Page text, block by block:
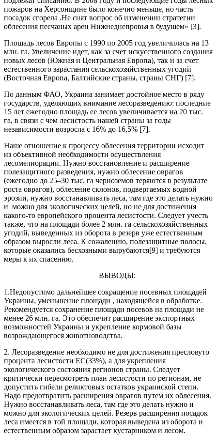
пожаров на Херсонщине было конечно меньше, но часть
посадок сгорела .Не снят вопрос об изменении стратегии
облесения песчаных арен Нижнеднепровья в будущем» [3].
Площадь лесов Европы c 1990 по 2005 год увеличилась на 13
млн. га. Увеличение идет, как за счет искусственного создания
новых лесов (Южная и Центральная Европа), так и за счет
естественного зарастания сельскохозяйственных угодий
(Восточная Европа, Балтийские страны, страны СНГ) [7].
По данным ФАО, Украина занимает достойное место в ряду
государств, уделяющих внимание лесоразведению: последние
15 лет ежегодно площадь ее лесов увеличивается на 20 тыс.
га, в связи с чем лесистость нашей страны за годы
независимости возросла с 16% до 16,5% [7].
Наше отношение к процессу облесения территории исходит
из объективной необходимости осуществления
лесомелиорации. Нужно восстановление и расширение
полезащитного разведения, нужно облесение оврагов
(ежегодно до 25–30 тыс. га черноземов теряются в результате
роста оврагов), облесение склонов, подвергаемых водной
эрозии, нужно восстанавливать леса, там где это делать нужно
и можно для экологических целей, но не для достижения
какого-то европейского процента лесистости. Следует учесть
также, что на площади более 2 млн. га сельскохозяйственных
угодий, выведенных из оборота в резерв уже естественным
образом выросли леса. К сожалению, полезащитные полосы,
которые оказались бесхозными вырубаются[9] и требуются
меры к их спасению.
ВЫВОДЫ:
1.Недопустимо дальнейшее сокращение посевных площадей
Украины, уменьшение площади , находящейся в обработке.
Рекомендуется сохранение площади посевов на площади не
менее 26 млн. га. Это обеспечит расширение экспортных
возможностей Украины и укрепление кормовой базы
возрождающегося животноводства.
2. Лесоразведение необходимо не для достижения пресловуто
процента лесистости ЕС(33%), а для укрепления
экологического состояния регионов страны. Следует
критически пересмотреть план лесистости по регионам, не
допустить гибели реликтовых остатков украинской степи.
Надо предотвратить расширения оврагов путем их облесения.
Нужно восстанавливать леса, там где это делать нужно и
можно для экологических целей. Резерв расширения посадок
леса имеется в той площади, которая выведена из оборота и
естественным образом зарастает кустарником и лесом.